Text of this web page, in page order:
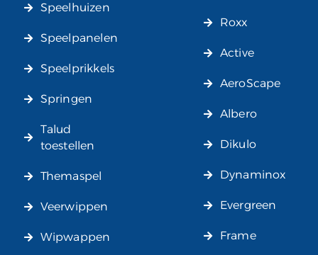
Speelhuizen
Speelpanelen
Speelprikkels
Springen
Talud
toestellen
Themaspel
Veerwippen
Wipwappen
Roxx
Active
AeroScape
Albero
Dikulo
Dynaminox
Evergreen
Frame